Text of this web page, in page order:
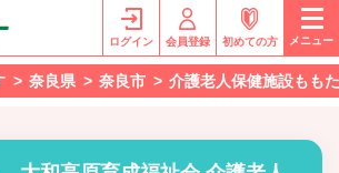
ログイン 会員登録 初めての方 メニュー
奈良県 奈良市 介護老人保健施設もも